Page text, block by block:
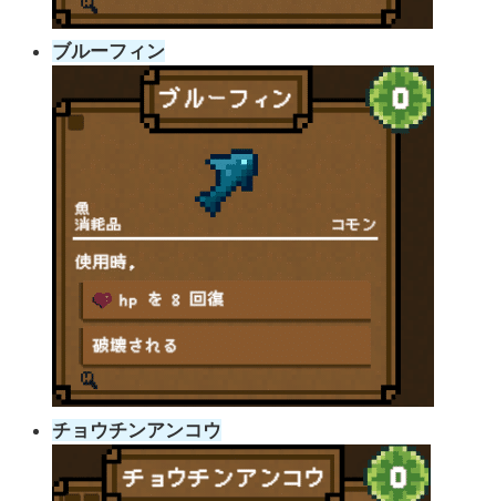
ブルーフィン
チョウチンアンコウ